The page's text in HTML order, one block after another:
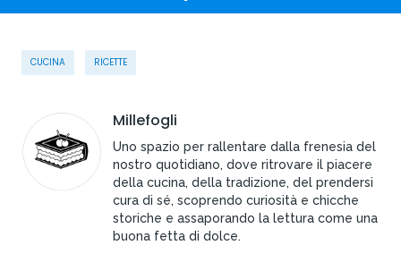
CUCINA RICETTE
Millefogli
Uno spazio per rallentare dalla frenesia del
nostro quotidiano, dove ritrovare il piacere
della cucina, della tradizione, del prendersi
cura di sé, scoprendo curiosità e chicche
storiche e assaporando la lettura come una
buona fetta di dolce.